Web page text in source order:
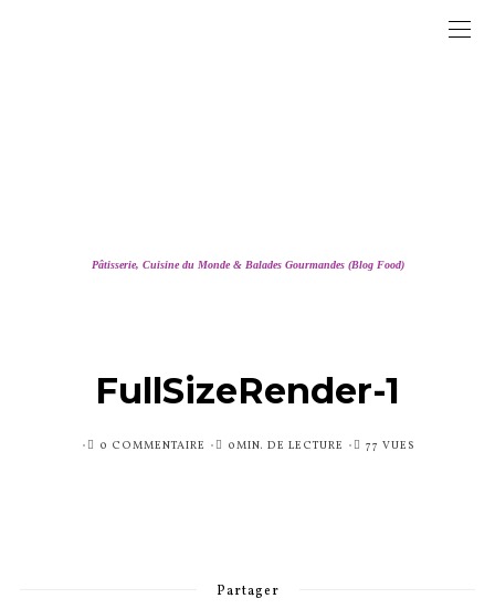
Pâtisserie, Cuisine du Monde & Balades Gourmandes (Blog Food)
FullSizeRender-1
PUBLIÉ0 COMMENTAIRE 0MIN. DE LECTURE 77 VUES
Partager